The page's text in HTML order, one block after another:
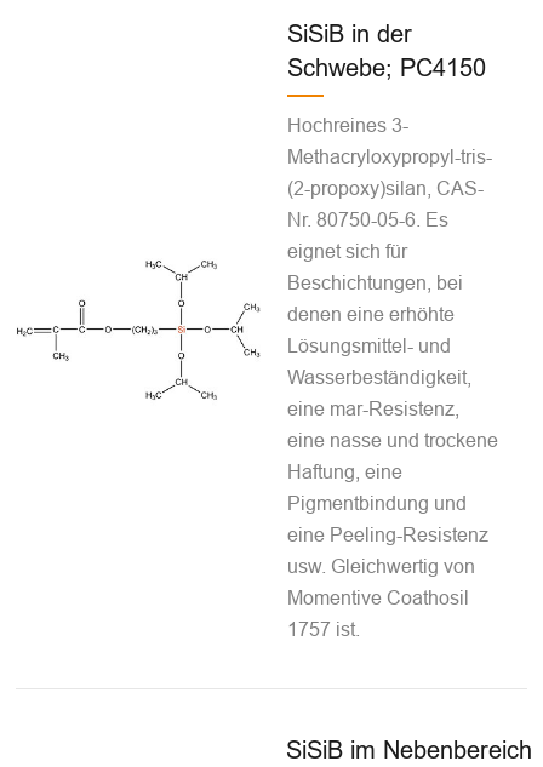
SiSiB in der
Schwebe; PC4150
Hochreines 3-
Methacryloxypropyl-tris-
(2-propoxy)silan, CAS-
Nr. 80750-05-6. Es
eignet sich für
Beschichtungen, bei
denen eine erhöhte
Lösungsmittel- und
Wasserbeständigkeit,
eine mar-Resistenz,
eine nasse und trockene
Haftung, eine
Pigmentbindung und
eine Peeling-Resistenz
usw. Gleichwertig von
Momentive Coathosil
1757 ist.
SiSiB im Nebenbereich